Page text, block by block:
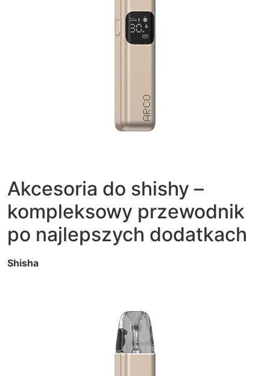
Akcesoria do shishy –
kompleksowy przewodnik
po najlepszych dodatkach
Shisha